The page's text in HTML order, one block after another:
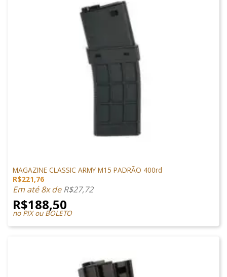
MAGAZINE CLASSIC ARMY M15 PADRÃO 400rd
R$221,76
Em até 8x deR$27,72
R$188,50
no PIX ou BOLETO